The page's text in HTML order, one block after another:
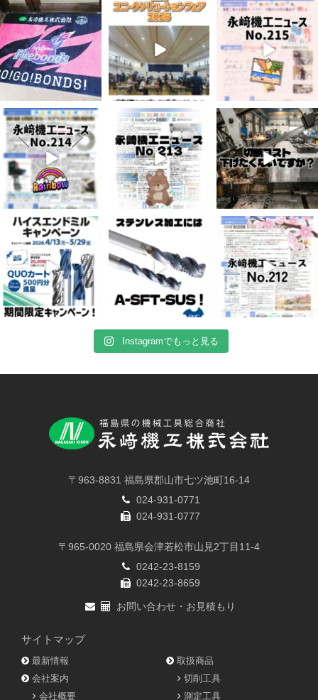
7月 28
7 0
7月 27
6
7月 3
5 0
6月 3
8 0
5月 13
5 0
4月 20
10 0
4月 16
10 0
4月 13 4月 8
5 0
Instagramでもっと見る
〒963-8831 福島県郡山市七ツ池町16-14
024-931-0771
024-931-0777
〒965-0020 福島県会津若松市山見2丁目11-4
0242-23-8159
0242-23-8659
お問い合わせ・お見積もり
サイトマップ
最新情報
会社案内
会社概要
取扱商品
切削工具
測定工具